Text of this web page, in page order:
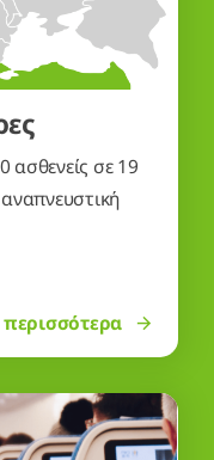
ασθενείς σε 19